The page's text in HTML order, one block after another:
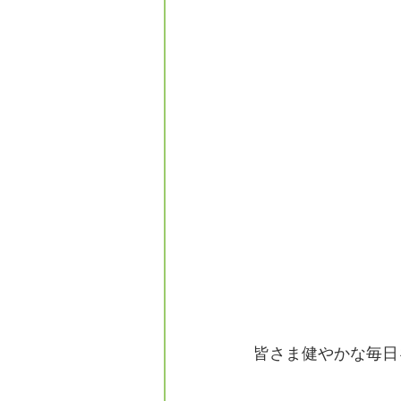
皆さま健やかな毎